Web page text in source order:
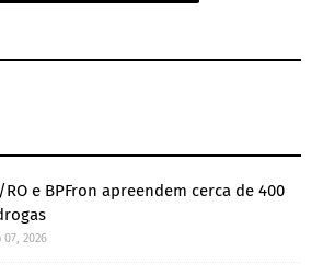
RO e BPFron apreendem cerca de 400
07, 2026